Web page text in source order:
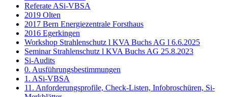
Referate ASi-VBSA
2019 Olten
2017 Bern Energiezentrale Forsthaus
2016 Egerkingen
Workshop Strahlenschutz l KVA Buchs AG l 6.6.2025
Seminar Strahlenschutz l KVA Buchs AG 25.8.2023
Si-Audits
0. Ausführungsbestimmungen
1. ASi-VBSA
11. Anforderungsprofile, Check-Listen, Infobroschüren, Si-